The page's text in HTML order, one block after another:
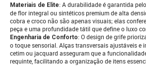
Materiais de Elite: A durabilidade é garantida
de flor integral ou sintéticos premium de alta
cobra e croco não são apenas visuais; elas
peça e uma profundidade tátil que define o luxo
Engenharia de Conforto: O design de grife
o toque sensorial. Alças transversais ajustáveis e
cetim ou jacquard asseguram que a
requinte, facilitando a organização de itens